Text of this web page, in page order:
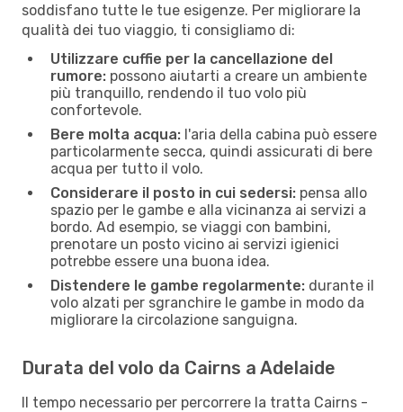
soddisfano tutte le tue esigenze. Per migliorare la
qualità dei tuo viaggio, ti consigliamo di:
Utilizzare cuffie per la cancellazione del
rumore: possono aiutarti a creare un ambiente
più tranquillo, rendendo il tuo volo più
confortevole.
Bere molta acqua: l'aria della cabina può essere
particolarmente secca, quindi assicurati di bere
acqua per tutto il volo.
Considerare il posto in cui sedersi: pensa allo
spazio per le gambe e alla vicinanza ai servizi a
bordo. Ad esempio, se viaggi con bambini,
prenotare un posto vicino ai servizi igienici
potrebbe essere una buona idea.
Distendere le gambe regolarmente: durante il
volo alzati per sgranchire le gambe in modo da
migliorare la circolazione sanguigna.
Durata del volo da Cairns a Adelaide
Il tempo necessario per percorrere la tratta Cairns -